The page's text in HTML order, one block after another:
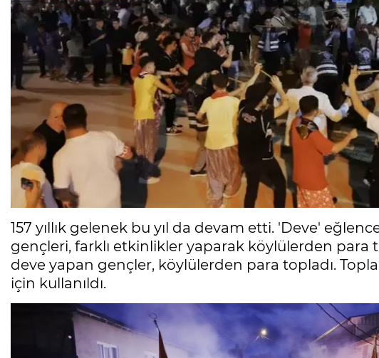
157 yıllık gelenek bu yıl da devam etti. 'Deve'
gençleri, farklı etkinlikler yaparak köylülerden para
deve yapan gençler, köylülerden para topladı.
için kullanıldı.